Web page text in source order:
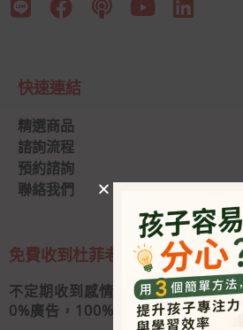
快速連結
精選商品
諮詢流程
預約諮詢
聯絡我們
免費收到杜菲老師的私人信
不定期收到感情秘訣和婚姻經營心
0%廣告，100%好內容